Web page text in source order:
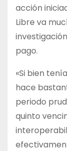
acción
Libre va
pago.
«Si bien
hace
periodo
quinto